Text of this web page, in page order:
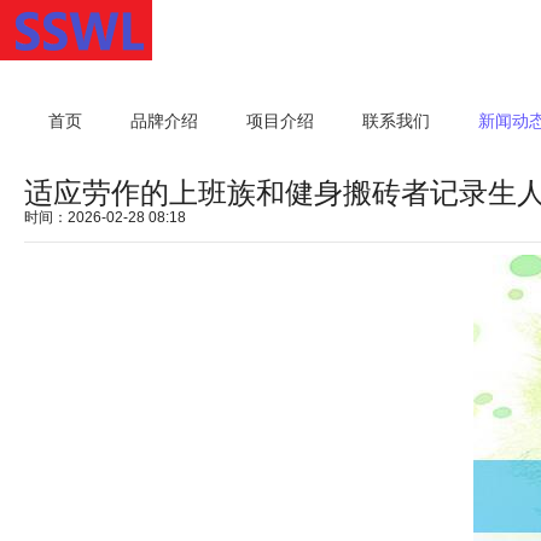
首页 品牌介绍 项目介绍 联系我们 新闻动
适应劳作的上班族和健身搬砖者记录生
时间：2026-02-28 08:18